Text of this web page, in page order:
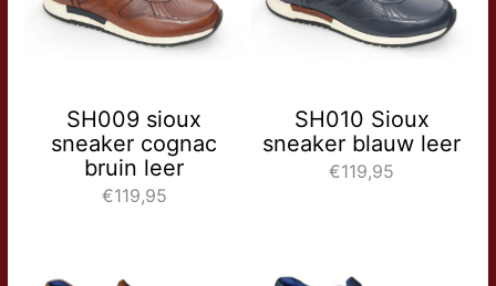
SH009 sioux
sneaker cognac
bruin leer
€119,95
SH010 Sioux
sneaker blauw leer
€119,95